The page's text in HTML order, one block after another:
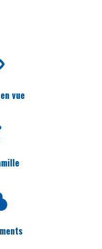
vue